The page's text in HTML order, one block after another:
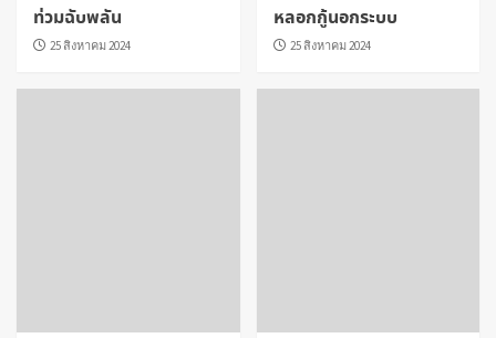
ท่วมฉับพลัน
25 สิงหาคม 2024
หลอกกู้นอกระบบ
25 สิงหาคม 2024